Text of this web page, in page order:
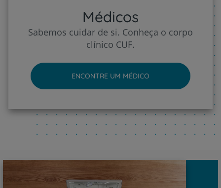
Médicos
Sabemos cuidar de si. Conheça o corpo
clínico CUF.
ENCONTRE UM MÉDICO